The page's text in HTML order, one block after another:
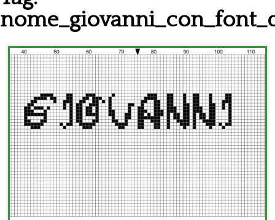
Alfabeto
Bambini
Disney
Thun